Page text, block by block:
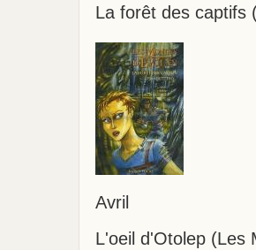
La forêt des captifs
Avril
L'oeil d'Otolep (Les